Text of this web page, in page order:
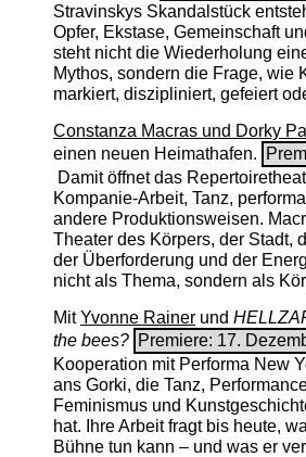
Stravinskys Skandalstück
Opfer, Ekstase, Gemeinschaft
steht nicht die Wiederholung
Mythos, sondern die Frage, wie
markiert, diszipliniert, gefeiert
Constanza Macras und Dorky
einen neuen Heimathafen.
Damit öffnet das
Kompanie-Arbeit, Tanz,
andere Produktionsweisen.
Theater des Körpers, der Stadt,
der Überforderung und der
nicht als Thema, sondern als
MitYvonne Rainerund
the bees? Premiere: 17.
Kooperation mit Performa New
ans Gorki, die Tanz,
Feminismus und
hat. Ihre Arbeit fragt bis heute,
Bühne tun kann – und was er